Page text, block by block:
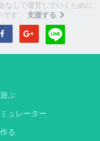
なしで運営していくために
です。 支援する
ぶ
ュレーター
る